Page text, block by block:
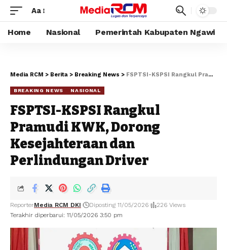
Aa
Home Nasional Pemerintah Kabupaten Ngawi
Media RCM > Berita > Breaking News > FSPTSI-KSPSI Rangkul Pramudi KWK, Dorong Kesejahteraan dan Perlindungan Driver
BREAKING NEWS NASIONAL
FSPTSI-KSPSI Rangkul
Pramudi KWK, Dorong
Kesejahteraan dan
Perlindungan Driver
Terakhir diperbarui: 11/05/2026 3:50 pm
ReporterMedia RCM DKI Diposting 11/05/2026 226 Views